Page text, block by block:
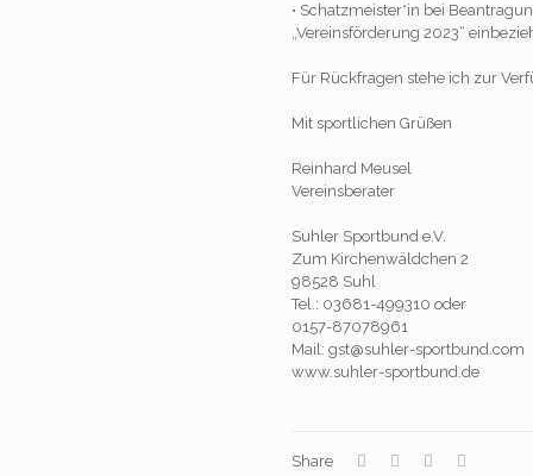
• Schatzmeister*in bei
„Vereinsförderung 2023“
Für Rückfragen stehe ich zur
Mit sportlichen Grüßen
Reinhard Meusel
Vereinsberater
Suhler Sportbund e.V.
Zum Kirchenwäldchen 2
98528 Suhl
Tel.: 03681-499310 oder
0157-87078961
Mail: gst@suhler-sportbund.com
www.suhler-sportbund.de
Share